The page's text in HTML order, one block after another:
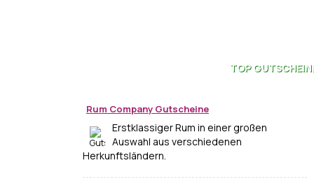
TOP
Rum Company Gutscheine
Erstklassiger Rum in einer großen
Auswahl aus verschiedenen
Herkunftsländern.